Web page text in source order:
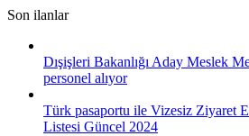
Skip
content
Son ilanlar
Dışişleri Bakanlığı Aday Meslek
personel alıyor
Türk pasaportu ile Vizesiz Ziyaret
Listesi Güncel 2024